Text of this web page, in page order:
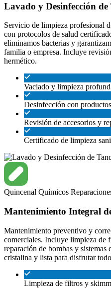
Lavado y Desinfección de
Servicio de limpieza profesional
con protocolos de salud
eliminamos bacterias y
familia o empresa. Incluye
hermético.
Vaciado y limpieza
Desinfección con
Revisión de accesorios y
Certificado de limpieza
Quincenal Químicos
Mantenimiento Integral
Mantenimiento preventivo y
comerciales. Incluye limpieza de
reparación de bombas y
cristalina y lista para disfrutar
Limpieza de filtros y